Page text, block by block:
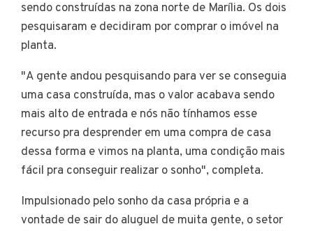
sendo construídas na zona norte de Marília. Os dois
pesquisaram e decidiram por comprar o imóvel na
planta.
"A gente andou pesquisando para ver se conseguia
uma casa construída, mas o valor acabava sendo
mais alto de entrada e nós não tínhamos esse
recurso pra desprender em uma compra de casa
dessa forma e vimos na planta, uma condição mais
fácil pra conseguir realizar o sonho", completa.
Impulsionado pelo sonho da casa própria e a
vontade de sair do aluguel de muita gente, o setor